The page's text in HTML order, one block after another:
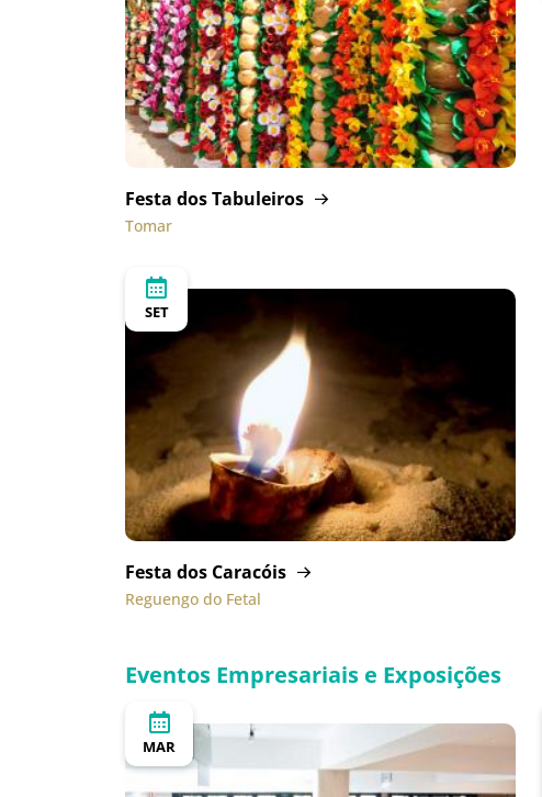
Festa dos Tabuleiros
Tomar
SET
Festa dos Caracóis
Reguengo do Fetal
Eventos Empresariais e Exposições
MAR